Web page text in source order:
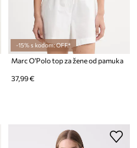
-15% s kodom: OFF*
Marc O'Polo top za žene od pamuka
37,99 €